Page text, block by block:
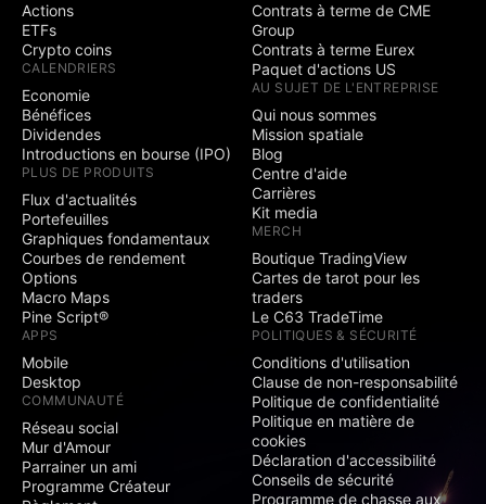
Actions
ETFs
Crypto coins
CALENDRIERS
Economie
Bénéfices
Dividendes
Introductions en bourse (IPO)
PLUS DE PRODUITS
Flux d'actualités
Portefeuilles
Graphiques fondamentaux
Courbes de rendement
Options
Macro Maps
Pine Script®
APPS
Mobile
Desktop
COMMUNAUTÉ
Réseau social
Mur d'Amour
Parrainer un ami
Programme Créateur
Contrats à terme de CME
Group
Contrats à terme Eurex
Paquet d'actions US
AU SUJET DE L'ENTREPRISE
Qui nous sommes
Mission spatiale
Blog
Centre d'aide
Carrières
Kit media
MERCH
Boutique TradingView
Cartes de tarot pour les
traders
Le C63 TradeTime
POLITIQUES & SÉCURITÉ
Conditions d'utilisation
Clause de non-responsabilité
Politique de confidentialité
Politique en matière de
cookies
Déclaration d'accessibilité
Conseils de sécurité
Programme de chasse aux